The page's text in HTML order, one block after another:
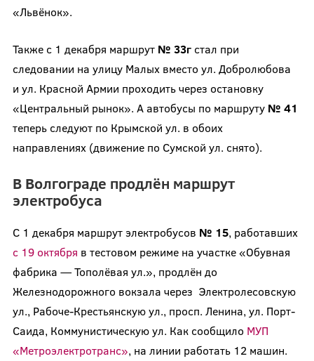
«Львёнок».
Также с 1 декабря маршрут № 33гстал при
следовании на улицу Малых вместо ул. Добролюбова
и ул. Красной Армии проходить через остановку
«Центральный рынок». А автобусы по маршруту № 41
теперь следуют по Крымской ул. в обоих
направлениях (движение по Сумской ул. снято).
В Волгограде продлён маршрут
электробуса
С 1 декабря маршрут электробусов № 15, работавших
с 19 октября в тестовом режиме на участке «Обувная
фабрика — Тополёвая ул.», продлён до
Железнодорожного вокзала через Электролесовскую
ул., Рабоче-Крестьянскую ул., просп. Ленина, ул. Порт-
Саида, Коммунистическую ул. Как сообщило МУП
«Метроэлектротранс», на линии работать 12 машин.